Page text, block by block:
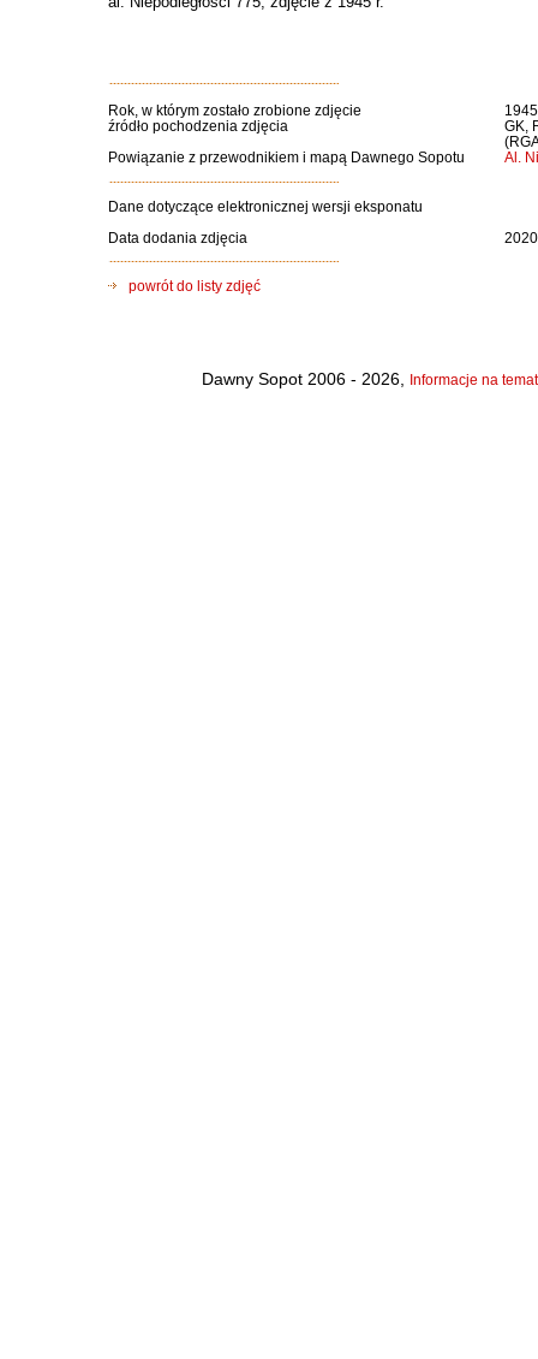
Rok, w którym zostało zrobione zdjęcie
źródło pochodzenia zdjęcia
GK,
Powiązanie z przewodnikiem i mapą Dawnego Sopotu
Al.
Dane dotyczące elektronicznej wersji eksponatu
Data dodania zdjęcia
powrót do listy zdjęć
Dawny Sopot 2006 - 2026, Informacje na